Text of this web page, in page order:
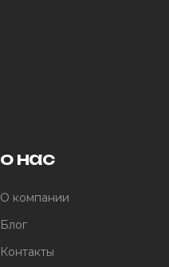
о нас
О компании
Блог
Контакты